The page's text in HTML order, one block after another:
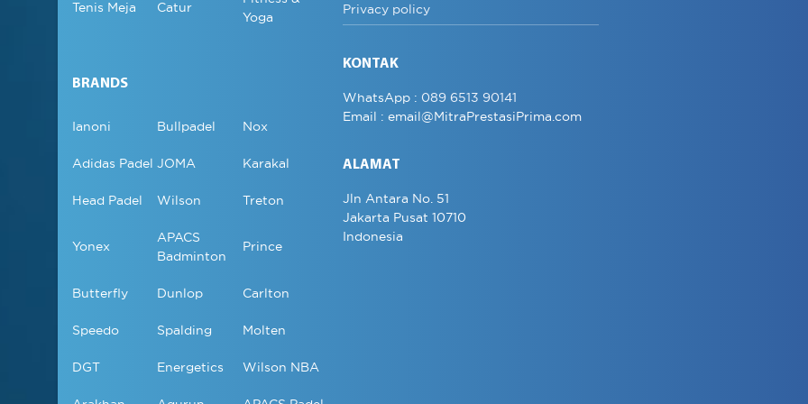
Tenis Meja Catur
Yoga
BRANDS
Ianoni Bullpadel Nox
Adidas Padel JOMA Karakal
Head Padel Wilson Treton
Yonex
APACS
Badminton
Prince
Butterfly Dunlop Carlton
Speedo Spalding Molten
DGT Energetics Wilson NBA
Privacy policy
KONTAK
WhatsApp : 089 6513 90141
Email : email@MitraPrestasiPrima.com
ALAMAT
Jln Antara No. 51
Jakarta Pusat 10710
Indonesia